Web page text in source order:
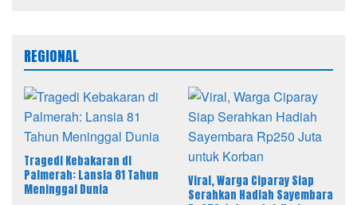
REGIONAL
Tragedi Kebakaran di
Palmerah: Lansia 81 Tahun
Meninggal Dunia
Viral, Warga Ciparay Siap
Serahkan Hadiah Sayembara